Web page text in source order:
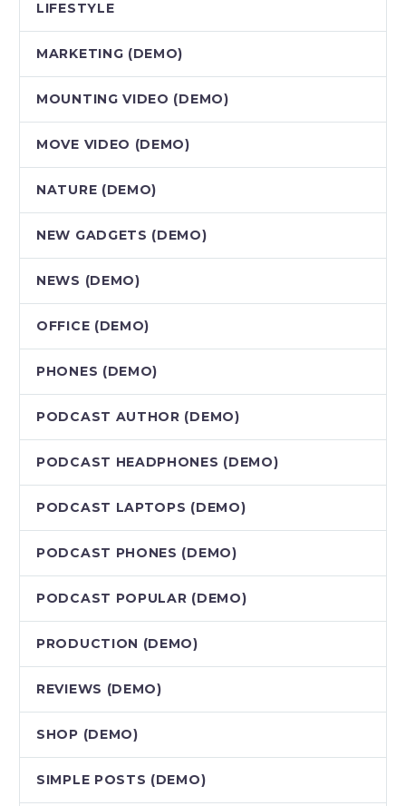
LIFESTYLE
MARKETING (DEMO)
MOUNTING VIDEO (DEMO)
MOVE VIDEO (DEMO)
NATURE (DEMO)
NEW GADGETS (DEMO)
NEWS (DEMO)
OFFICE (DEMO)
PHONES (DEMO)
PODCAST AUTHOR (DEMO)
PODCAST HEADPHONES (DEMO)
PODCAST LAPTOPS (DEMO)
PODCAST PHONES (DEMO)
PODCAST POPULAR (DEMO)
PRODUCTION (DEMO)
REVIEWS (DEMO)
SHOP (DEMO)
SIMPLE POSTS (DEMO)